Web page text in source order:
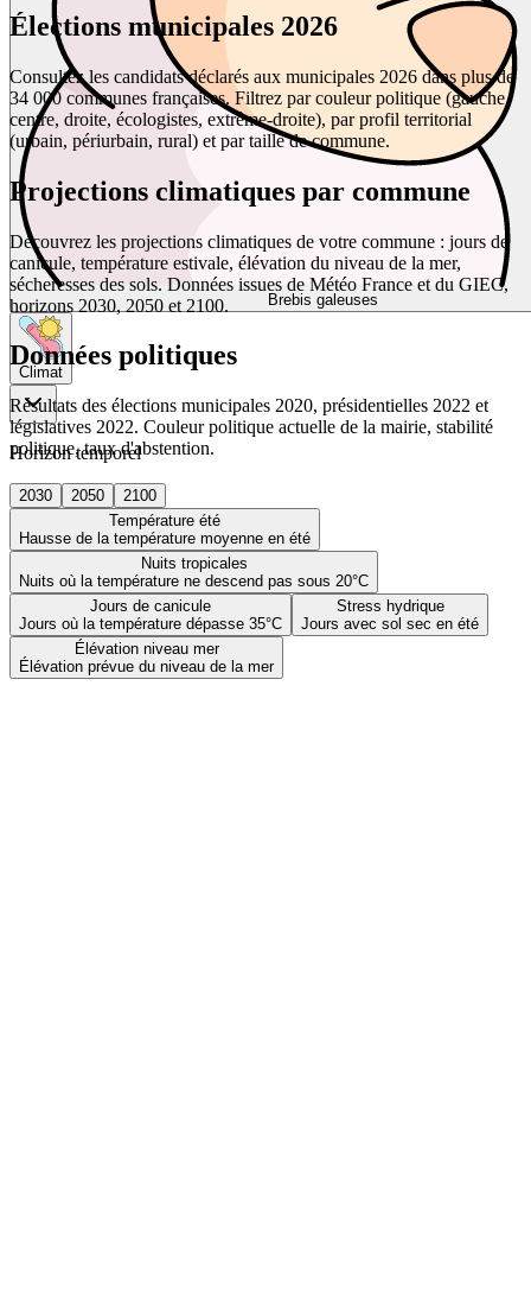
Brebis galeuses
Climat
Horizon temporel
2030 2050
2100
Température été
Hausse de la température moyenne en été
Nuits tropicales
Nuits où la température ne descend pas sous 20°C
Jours de canicule
Jours où la température dépasse 35°C
Stress hydrique
Jours avec sol sec en été
Élévation niveau mer
Élévation prévue du niveau de la mer
Élections municipales 2026
Consultez les candidats déclarés aux municipales 2026 dans plus de
34 000 communes françaises. Filtrez par couleur politique (gauche,
centre, droite, écologistes, extrême-droite), par profil territorial
(urbain, périurbain, rural) et par taille de commune.
Projections climatiques par commune
Découvrez les projections climatiques de votre commune : jours de
canicule, température estivale, élévation du niveau de la mer,
sécheresses des sols. Données issues de Météo France et du GIEC,
horizons 2030, 2050 et 2100.
Données politiques
Résultats des élections municipales 2020, présidentielles 2022 et
législatives 2022. Couleur politique actuelle de la mairie, stabilité
politique, taux d'abstention.